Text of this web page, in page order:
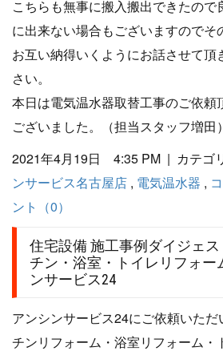
こちらも無事に搬入搬出できたので
に出来ない場合もございますのでそ
お互い納得いくようにお話させて頂
さい。
本日は電気温水器取替工事のご依頼
ございました。（担当スタッフ増田）
2021年4月19日 4:35 PM | カテゴ
ンサービス名古屋店 , 電気温水器 ,
ント（0）
住宅設備 施工事例ダイジェ
チン・浴室・トイレリフォー
ンサービス24
アンシンサービス24にご依頼いた
チンリフォーム・浴室リフォーム・